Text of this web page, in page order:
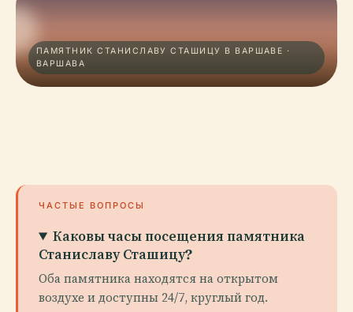
ПАМЯТНИК СТАНИСЛАВУ СТАШИЦУ В ВАРШАВЕ ·
ВАРШАВА
ЧАСТЫЕ ВОПРОСЫ
Каковы часы посещения памятника
Станиславу Сташицу?
Оба памятника находятся на открытом
воздухе и доступны 24/7, круглый год.